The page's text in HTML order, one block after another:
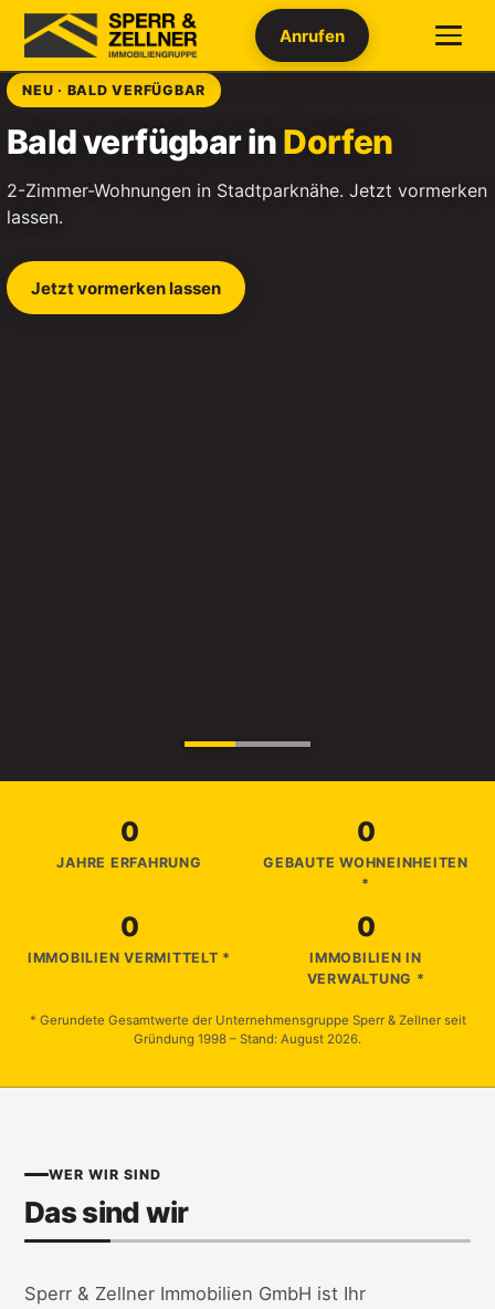
Anrufen
NEU · BALD VERFÜGBAR
Bald verfügbar inDorfen
2-Zimmer-Wohnungen in Stadtparknähe. Jetzt vormerken
lassen.
Jetzt vormerken lassen
0
JAHRE ERFAHRUNG
0
GEBAUTE WOHNEINHEITEN
*
0
IMMOBILIEN VERMITTELT *
0
IMMOBILIEN IN
VERWALTUNG *
* Gerundete Gesamtwerte der Unternehmensgruppe Sperr & Zellner seit
Gründung 1998 – Stand: August 2026.
WER WIR SIND
Das sind wir
Sperr & Zellner Immobilien GmbH ist Ihr